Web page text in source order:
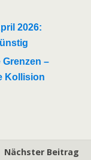
2026:
–
Kollision
Nächster Beitrag